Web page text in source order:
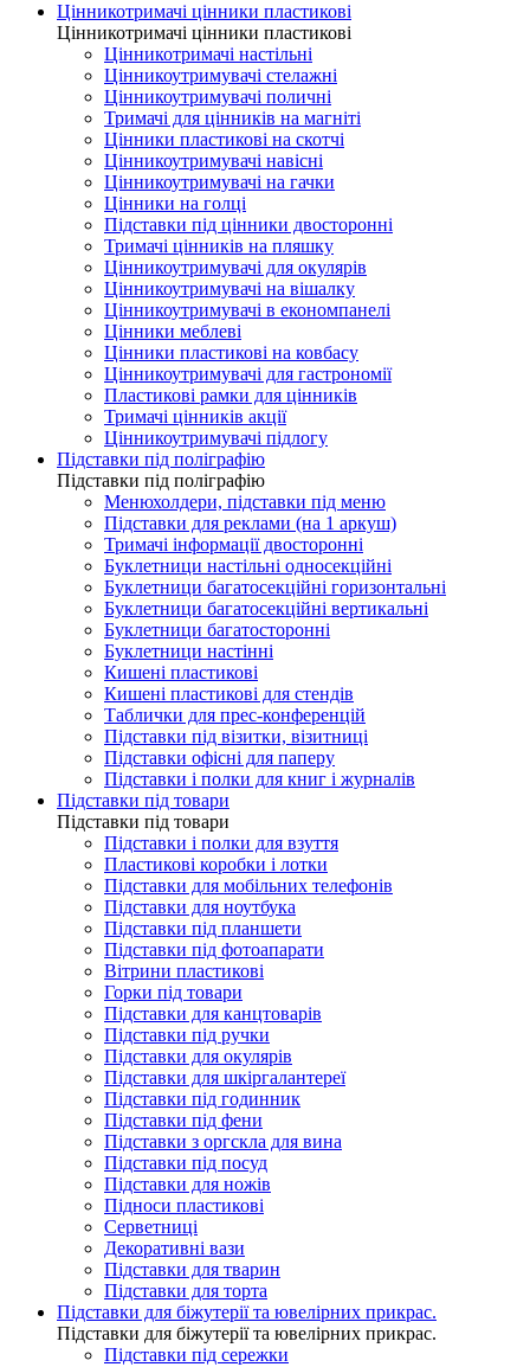
Цінникотримачі цінники пластикові
Цінникотримачі цінники пластикові
Цінникотримачі настільні
Цінникоутримувачі стелажні
Цінникоутримувачі поличні
Тримачі для цінників на магніті
Цінники пластикові на скотчі
Цінникоутримувачі навісні
Цінникоутримувачі на гачки
Цінники на голці
Підставки під цінники двосторонні
Тримачі цінників на пляшку
Цінникоутримувачі для окулярів
Цінникоутримувачі на вішалку
Цінникоутримувачі в економпанелі
Цінники меблеві
Цінники пластикові на ковбасу
Цінникоутримувачі для гастрономії
Пластикові рамки для цінників
Тримачі цінників акції
Цінникоутримувачі підлогу
Підставки під поліграфію
Підставки під поліграфію
Менюхолдери, підставки під меню
Підставки для реклами (на 1 аркуш)
Тримачі інформації двосторонні
Буклетници настільні односекційні
Буклетници багатосекційні горизонтальні
Буклетници багатосекційні вертикальні
Буклетници багатосторонні
Буклетници настінні
Кишені пластикові
Кишені пластикові для стендів
Таблички для прес-конференцій
Підставки під візитки, візитниці
Підставки офісні для паперу
Підставки і полки для книг і журналів
Підставки під товари
Підставки під товари
Підставки і полки для взуття
Пластикові коробки і лотки
Підставки для мобільних телефонів
Підставки для ноутбука
Підставки під планшети
Підставки під фотоапарати
Вітрини пластикові
Горки під товари
Підставки для канцтоварів
Підставки під ручки
Підставки для окулярів
Підставки для шкіргалантереї
Підставки під годинник
Підставки під фени
Підставки з оргскла для вина
Підставки під посуд
Підставки для ножів
Підноси пластикові
Серветниці
Декоративні вази
Підставки для тварин
Підставки для торта
Підставки для біжутерії та ювелірниx прикрас.
Підставки для біжутерії та ювелірниx прикрас.
Підставки під сережки